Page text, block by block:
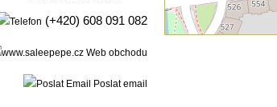
(+420) 608 091 082
Web obchodu
Poslat email